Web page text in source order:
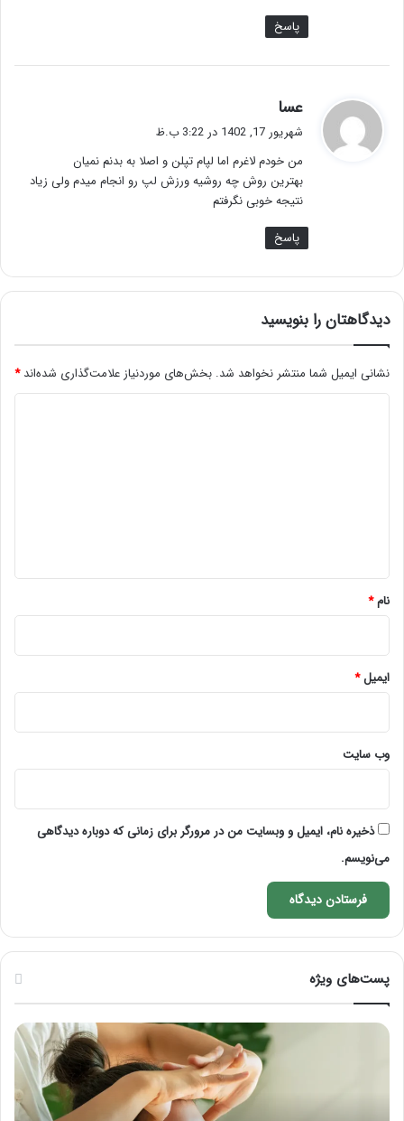
پاسخ
عسا
ت
:
شهریور 17, 1402 در 3:22 ب.ظ
من خودم لاغرم اما لپام تپلن و اصلا به بدنم نمیان
بهترین روش چه روشیه ورزش لپ رو انجام میدم ولی زیاد
نتیجه خوبی نگرفتم
پاسخ
دیدگاهتان را بنویسید
نشانی ایمیل شما منتشر نخواهد شد. بخش‌های موردنیاز علامت‌گذاری شده‌اند*
نام*
ایمیل*
وب‌ سایت
ذخیره نام، ایمیل و وبسایت من در مرورگر برای زمانی که دوباره دیدگاهی
می‌نویسم.
پست‌های ویژه
ماساژ
لب